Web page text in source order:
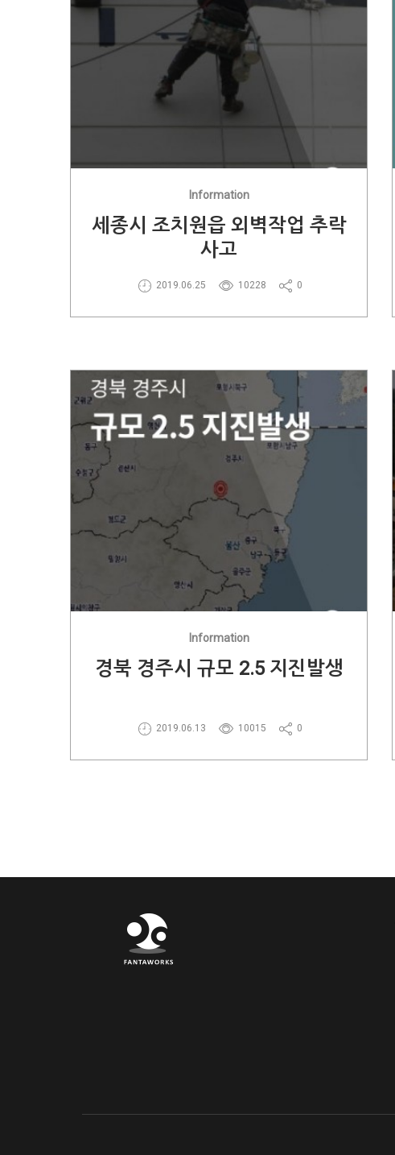
Information
세종시 조치원읍 외벽작업 추락
사고
2019.06.25 10228 0
Information
경북 경주시 규모 2.5 지진발생
2019.06.13 10015 0